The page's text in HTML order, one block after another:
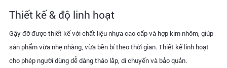
Thiết kế & độ linh hoạt
Gậy đỡ được thiết kế với chất liệu nhựa cao cấp và hợp kim nhôm, giúp
sản phẩm vừa nhẹ nhàng, vừa bền bỉ theo thời gian. Thiết kế linh hoạt
cho phép người dùng dễ dàng tháo lắp, di chuyển và bảo quản.